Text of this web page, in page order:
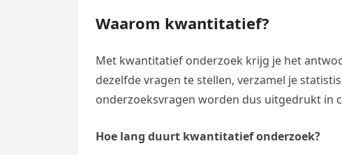
Waarom kwantitatief?
Met kwantitatief onderzoek krijg je het
dezelfde vragen te stellen, verzamel je
onderzoeksvragen worden dus uitgedrukt in
Hoe lang duurt kwantitatief onderzoek?